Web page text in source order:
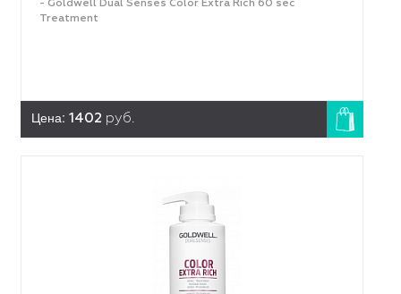
- Goldwell Dual Senses Color Extra Rich 60 sec
Treatment
Цена: 1402 руб.